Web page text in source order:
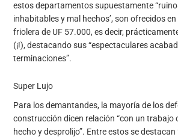
estos departamentos supuestamente
inhabitables y mal hechos’, son ofrecidos
friolera de UF 57.000, es decir,
(¡!), destacando sus “espectaculares
terminaciones”.
Super Lujo
Para los demantandes, la mayoría de los
construcción dicen relación “con un trabajo
hecho y desprolijo”. Entre estos se